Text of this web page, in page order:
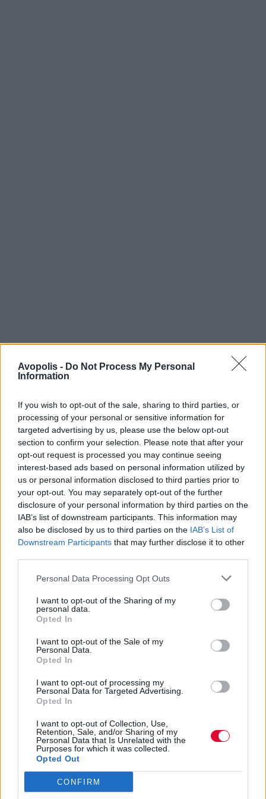
Avopolis - Do Not Process My Personal
Information
If you wish to opt-out of the sale, sharing to third parties, or
processing of your personal or sensitive information for
targeted advertising by us, please use the below opt-out
section to confirm your selection. Please note that after your
opt-out request is processed you may continue seeing
interest-based ads based on personal information utilized by
us or personal information disclosed to third parties prior to
your opt-out. You may separately opt-out of the further
disclosure of your personal information by third parties on the
IAB’s list of downstream participants. This information may
also be disclosed by us to third parties on the IAB’s List of
Downstream Participants that may further disclose it to other
Personal Data Processing Opt Outs
I want to opt-out of the Sharing of my
personal data.
Opted In
I want to opt-out of the Sale of my
Personal Data.
Opted In
I want to opt-out of processing my
Personal Data for Targeted Advertising.
Opted In
I want to opt-out of Collection, Use,
Retention, Sale, and/or Sharing of my
Personal Data that Is Unrelated with the
Purposes for which it was collected.
Opted Out
CONFIRM